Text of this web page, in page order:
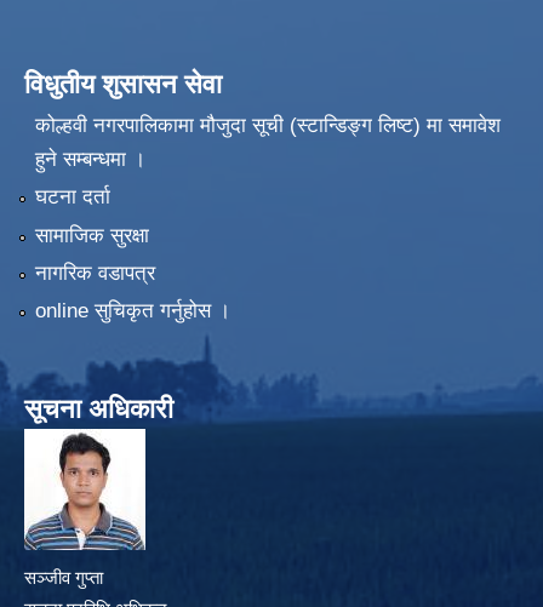
विधुतीय शुसासन सेवा
कोल्हवी नगरपालिकामा मौजुदा सूची (स्टान्डिङ्ग लिष्ट) मा समावेश
हुने सम्बन्धमा ।
घटना दर्ता
सामाजिक सुरक्षा
नागरिक वडापत्र
online सुचिकृत गर्नुहोस ।
सूचना अधिकारी
सञ्जीव गुप्ता